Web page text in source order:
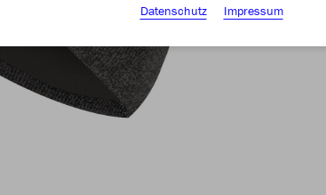
Datenschutz Impressum